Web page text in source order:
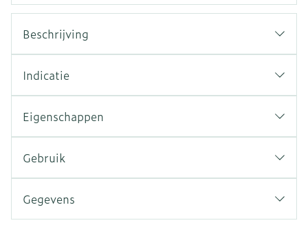
Beschrijving
Indicatie
Eigenschappen
Gebruik
Gegevens